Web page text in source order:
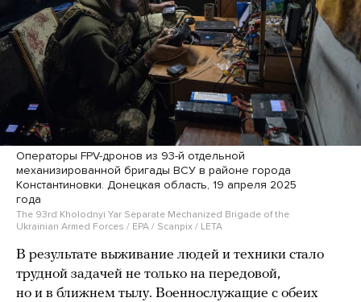
Операторы FPV-дронов из 93-й отдельной
механизированной бригады ВСУ в районе города
Константиновки. Донецкая область, 19 апреля 2025
года
The 93rd Kholodnyi Yar Separate Mechanized Brigade of the
Ukrainian Armed Forces / EPA / Scanpix / LETA
В результате выживание людей и техники стало
трудной задачей не только на передовой,
но и в ближнем тылу. Военнослужащие с обеих